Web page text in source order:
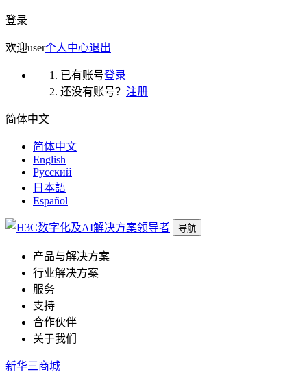
登录
欢迎user个人中心退出
已有账号登录
还没有账号？ 注册
简体中文
简体中文
English
Русский
日本語
Español
导航
产品与解决方案
行业解决方案
服务
支持
合作伙伴
关于我们
新华三商城